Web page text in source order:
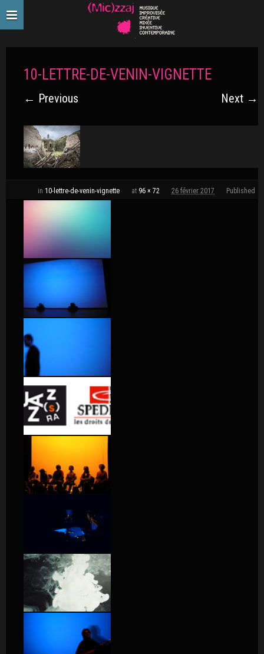
10-LETTRE-DE-VENIN-VIGNETTE
← Previous Next →
Published
26 février 2017
at 96 × 72
in 10-lettre-de-venin-vignette